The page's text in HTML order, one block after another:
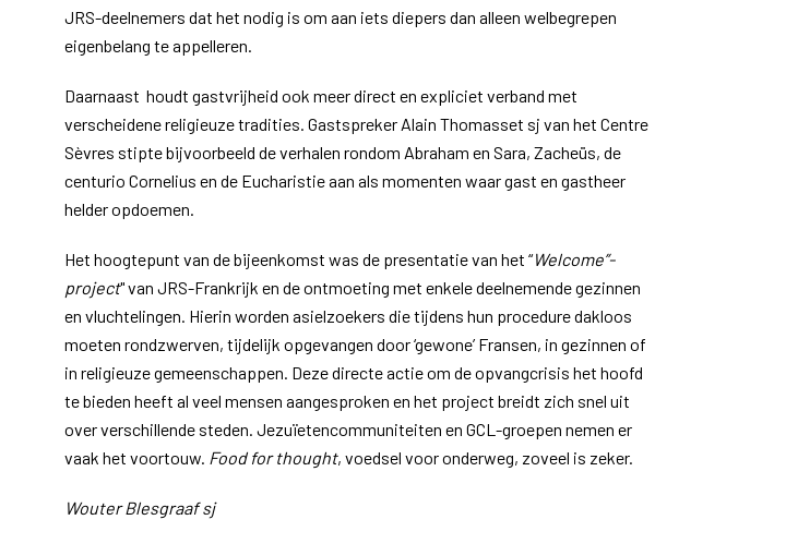
JRS-deelnemers dat het nodig is om aan iets diepers dan alleen welbegrepen
eigenbelang te appelleren.
Daarnaast houdt gastvrijheid ook meer direct en expliciet verband met
verscheidene religieuze tradities. Gastspreker Alain Thomasset sj van het Centre
Sèvres stipte bijvoorbeeld de verhalen rondom Abraham en Sara, Zacheüs, de
centurio Cornelius en de Eucharistie aan als momenten waar gast en gastheer
helder opdoemen.
Het hoogtepunt van de bijeenkomst was de presentatie van het “Welcome”-
project" van JRS-Frankrijk en de ontmoeting met enkele deelnemende gezinnen
en vluchtelingen. Hierin worden asielzoekers die tijdens hun procedure dakloos
moeten rondzwerven, tijdelijk opgevangen door ‘gewone’ Fransen, in gezinnen of
in religieuze gemeenschappen. Deze directe actie om de opvangcrisis het hoofd
te bieden heeft al veel mensen aangesproken en het project breidt zich snel uit
over verschillende steden. Jezuïetencommuniteiten en GCL-groepen nemen er
vaak het voortouw. Food for thought, voedsel voor onderweg, zoveel is zeker.
Wouter Blesgraaf sj